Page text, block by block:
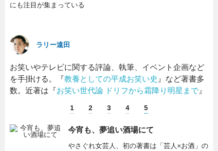
にも注目が集まっている
ラリー遠田
お笑いやテレビに関する評論、執筆、イベント企画など
を手掛ける。『教養としての平成お笑い史 』など著書多
数。近著は『お笑い世代論 ドリフから霜降り明星まで』
1 2 3 4 5
今宵も、夢追い酒場にて
やさぐれ女芸人、初の著書は「芸人×お酒」の